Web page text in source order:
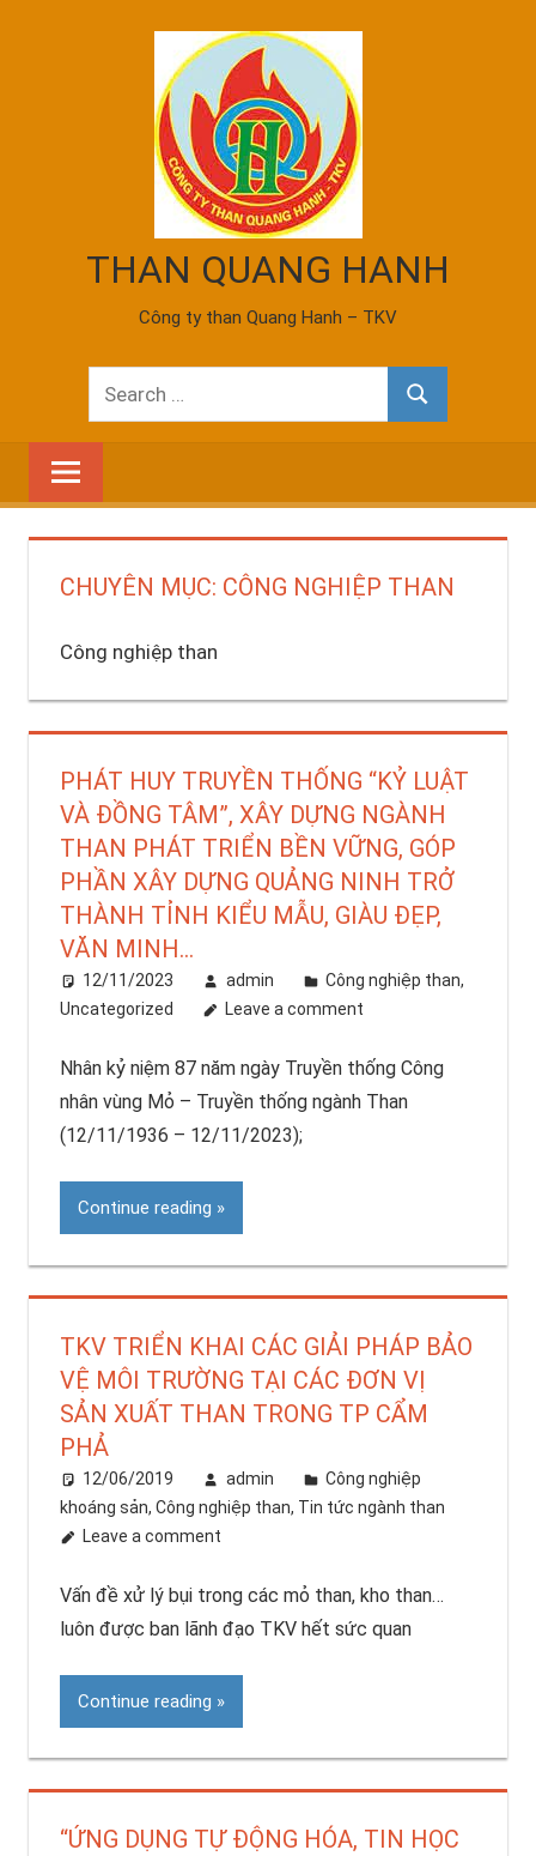
THAN QUANG HANH
Công ty than Quang Hanh – TKV
Search
for:
Search
CHUYÊN MỤC: CÔNG NGHIỆP THAN
Công nghiệp than
PHÁT HUY TRUYỀN THỐNG “KỶ LUẬT
VÀ ĐỒNG TÂM”, XÂY DỰNG NGÀNH
THAN PHÁT TRIỂN BỀN VỮNG, GÓP
PHẦN XÂY DỰNG QUẢNG NINH TRỞ
THÀNH TỈNH KIỂU MẪU, GIÀU ĐẸP,
VĂN MINH…
12/11/2023 admin Công nghiệp than,
Uncategorized
Leave a comment
Nhân kỷ niệm 87 năm ngày Truyền thống Công
nhân vùng Mỏ – Truyền thống ngành Than
(12/11/1936 – 12/11/2023);
Continue reading
TKV TRIỂN KHAI CÁC GIẢI PHÁP BẢO
VỆ MÔI TRƯỜNG TẠI CÁC ĐƠN VỊ
SẢN XUẤT THAN TRONG TP CẨM
PHẢ
12/06/2019 admin
Công nghiệp
khoáng sản, Công nghiệp than, Tin tức ngành than
Leave a comment
Vấn đề xử lý bụi trong các mỏ than, kho than…
luôn được ban lãnh đạo TKV hết sức quan
Continue reading
“ỨNG DỤNG TỰ ĐỘNG HÓA, TIN HỌC